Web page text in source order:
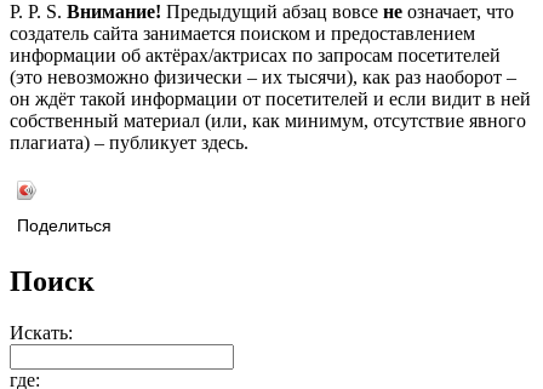
P. P. S. Внимание! Предыдущий абзац вовсе не означает, что
создатель сайта занимается поиском и предоставлением
информации об актёрах/актрисах по запросам посетителей
(это невозможно физически – их тысячи), как раз наоборот –
он ждёт такой информации от посетителей и если видит в ней
собственный материал (или, как минимум, отсутствие явного
плагиата) – публикует здесь.
Поделиться
Поиск
Искать:
где: